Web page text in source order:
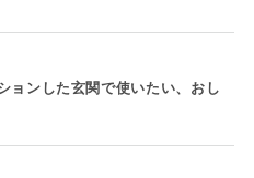
ョンした玄関で使いたい、おし